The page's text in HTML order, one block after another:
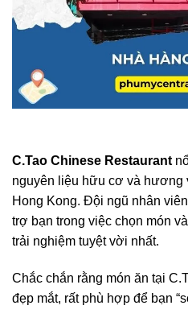
C.Tao Chinese Restaurant
nguyên liệu hữu cơ và hương
Hong Kong. Đội ngũ nhân
trợ bạn trong việc chọn món
trải nghiệm tuyệt vời nhất.
Chắc chắn rằng món ăn tại
đẹp mắt, rất phù hợp để bạn